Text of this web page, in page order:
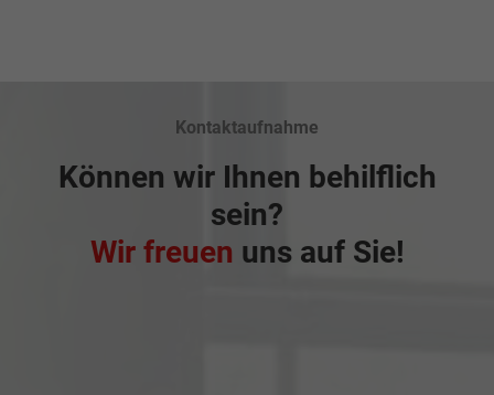
Kontaktaufnahme
Können wir Ihnen behilflich
sein?
Wir freuen uns auf Sie!